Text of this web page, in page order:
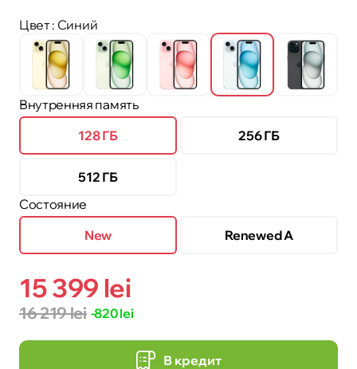
Цвет: Синий
Внутренняя память
128 ГБ
256 ГБ
512 ГБ
Состояние
New
Renewed A
15 399 lei
16 219 lei -820 lei
В кредит